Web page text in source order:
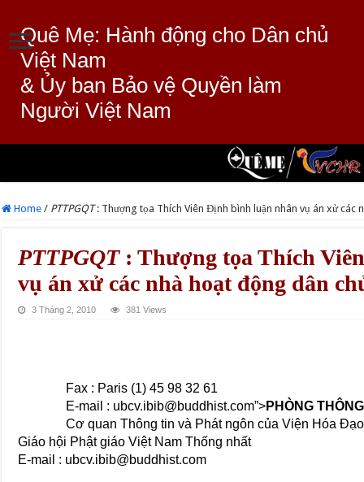
Quê Mẹ: Hành động cho Dân chủ
Việt Nam
& Ủy ban Bảo vệ Quyền làm
Người Việt Nam
Home / PTTPGQT: Thượng tọa Thích Viên Định bình luận nhân vụ án xử các
PTTPGQT: Thượng tọa Thích
vụ án xử các nhà hoạt động dân
3 Tháng 2, 2010 381 Views
Fax : Paris (1) 45 98 32 61
E-mail : ubcv.ibib@buddhist.com”>PHÒNG
Cơ quan Thông tin và Phát ngôn của Viện Hóa Ðạo
Giáo hội Phật giáo Việt Nam Thống nhất
E-mail : ubcv.ibib@buddhist.com